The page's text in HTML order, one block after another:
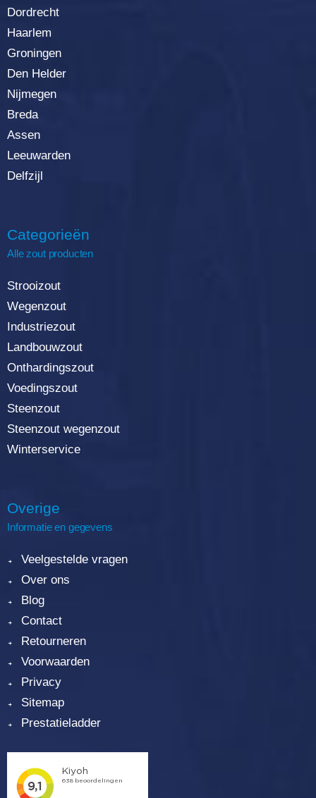
Dordrecht
Haarlem
Groningen
Den Helder
Nijmegen
Breda
Assen
Leeuwarden
Delfzijl
Categorieën
Alle zout producten
Strooizout
Wegenzout
Industriezout
Landbouwzout
Onthardingszout
Voedingszout
Steenzout
Steenzout wegenzout
Winterservice
Overige
Informatie en gegevens
Veelgestelde vragen
Over ons
Blog
Contact
Retourneren
Voorwaarden
Privacy
Sitemap
Prestatieladder